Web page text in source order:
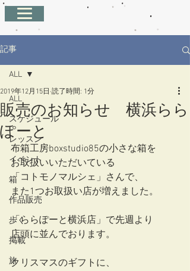
記事
ALL
スケジュール
レッスン
イベント
箱
作品販売
歩く
掲載
旅
ALL
販売のお知らせ 横浜らら
ぽーと
2019年12月15日 読了時間: 1分
布箱工房boxstudio85の小さな箱を
お取扱いいただいている
「コトモノマルシェ」さんで、
また1つお取扱い店が増えました。
「ららぽーと横浜店」で先週より
店頭に並んでおります。
クリスマスのギフトに、